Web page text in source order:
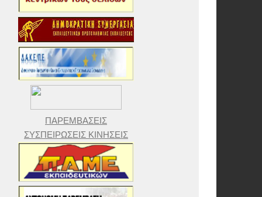
ΠΑΡΕΜΒΑΣΕΙΣ
ΣΥΣΠΕΙΡΩΣΕΙΣ ΚΙΝΗΣΕΙΣ